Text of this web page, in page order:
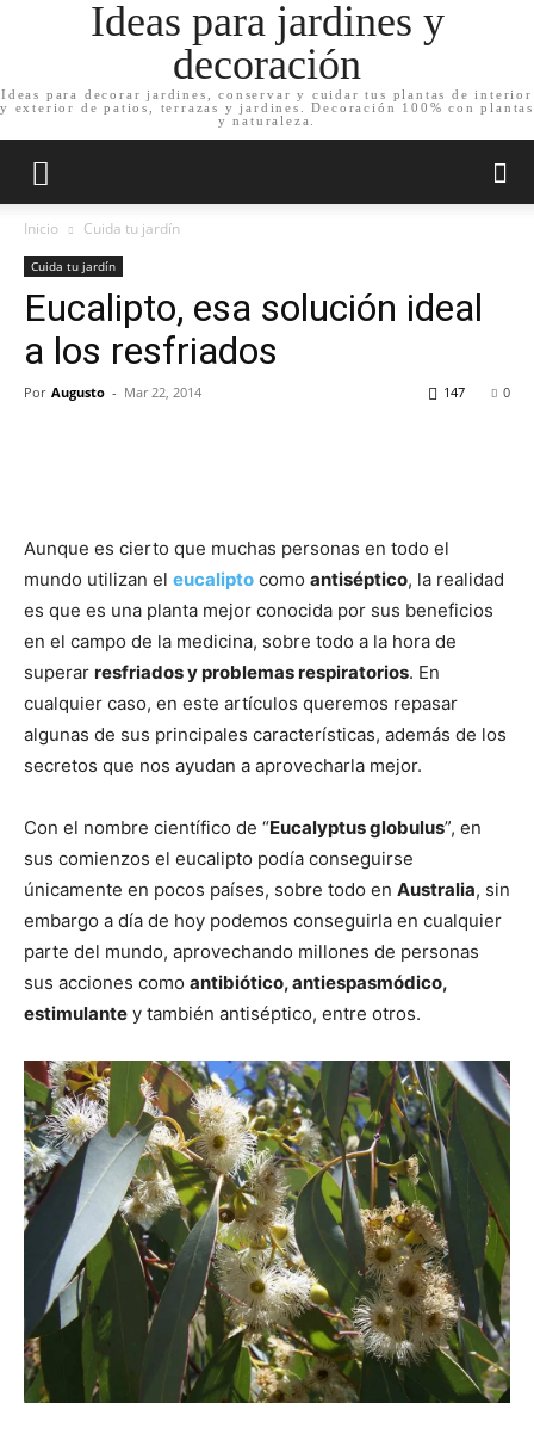
Ideas para jardines y
decoración
Ideas para decorar jardines, conservar y cuidar tus plantas de interior
y exterior de patios, terrazas y jardines. Decoración 100% con plantas
y naturaleza.
Inicio Cuida tu jardín
Cuida tu jardín
Eucalipto, esa solución ideal
a los resfriados
Por Augusto - Mar 22, 2014 0
147
Aunque es cierto que muchas personas en todo el
mundo utilizan el eucalipto como antiséptico, la realidad
es que es una planta mejor conocida por sus beneficios
en el campo de la medicina, sobre todo a la hora de
superar resfriados y problemas respiratorios. En
cualquier caso, en este artículos queremos repasar
algunas de sus principales características, además de los
secretos que nos ayudan a aprovecharla mejor.
Con el nombre científico de “Eucalyptus globulus”, en
sus comienzos el eucalipto podía conseguirse
únicamente en pocos países, sobre todo en Australia, sin
embargo a día de hoy podemos conseguirla en cualquier
parte del mundo, aprovechando millones de personas
sus acciones como antibiótico, antiespasmódico,
estimulante y también antiséptico, entre otros.